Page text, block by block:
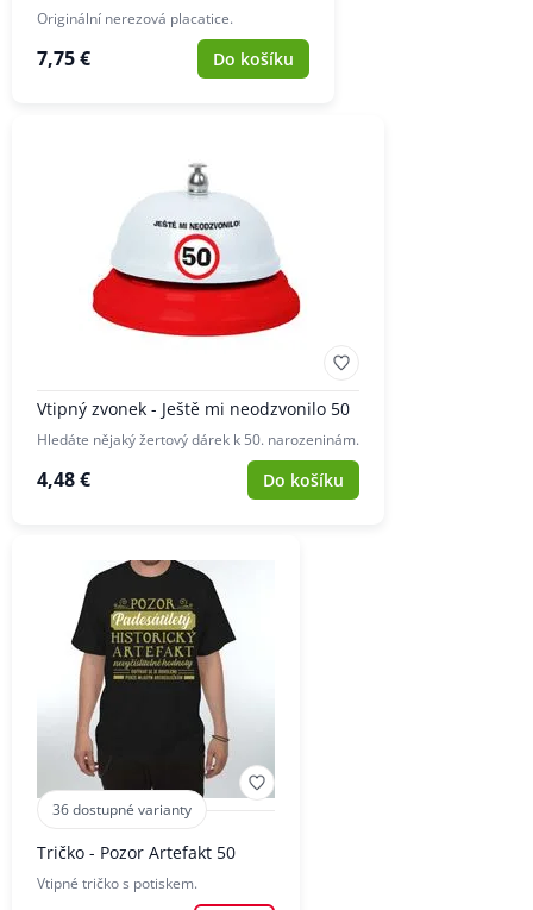
Originální nerezová placatice.
7,75 € Do košíku
Vtipný zvonek - Ještě mi neodzvonilo 50
Hledáte nějaký žertový dárek k 50. narozeninám.
4,48 € Do košíku
36 dostupné varianty
Tričko - Pozor Artefakt 50
Vtipné tričko s potiskem.